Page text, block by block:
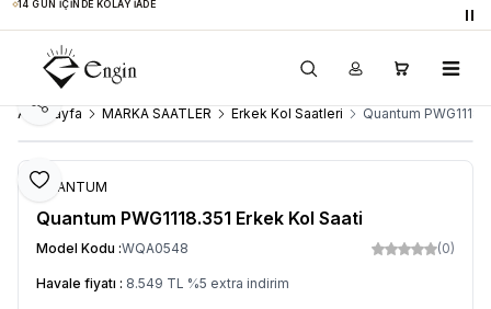
14 GÜN İÇINDE KOLAY İADE
Ana Sayfa MARKA SAATLER Erkek Kol Saatleri Quantum
Favoriye Ekle
Paylaş
QUANTUM
Quantum PWG1118.351 Erkek Kol Saati
Model Kodu :WQA0548 (0)
Havale fiyatı : 8.549 TL %5 extra indirim